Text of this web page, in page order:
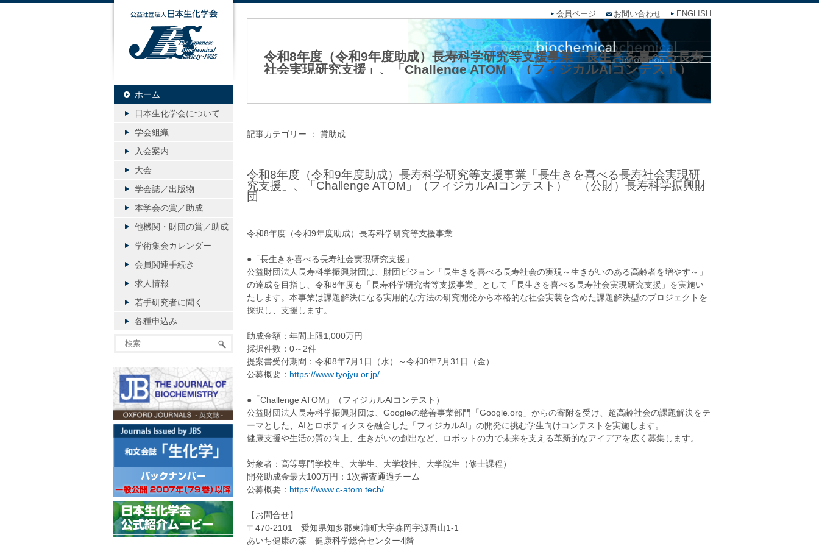
会員ページ お問い合わせ ENGLISH
令和8年度（令和9年度助成）長寿科学研究等支援事業「長生きを喜べる長寿
社会実現研究支援」、「Challenge ATOM」（フィジカルAIコンテスト）
記事カテゴリー ： 賞助成
令和8年度（令和9年度助成）長寿科学研究等支援事業「長生きを喜べる長寿社会実現研
究支援」、「Challenge ATOM」（フィジカルAIコンテスト） （公財）長寿科学振興財
団
令和8年度（令和9年度助成）長寿科学研究等支援事業
●「長生きを喜べる長寿社会実現研究支援」
公益財団法人長寿科学振興財団は、財団ビジョン「長生きを喜べる長寿社会の実現～生きがいのある高齢者を増やす～」
の達成を目指し、令和8年度も「長寿科学研究者等支援事業」として「長生きを喜べる長寿社会実現研究支援」を実施い
たします。本事業は課題解決になる実用的な方法の研究開発から本格的な社会実装を含めた課題解決型のプロジェクトを
採択し、支援します。
助成金額：年間上限1,000万円
採択件数：0～2件
提案書受付期間：令和8年7月1日（水）～令和8年7月31日（金）
公募概要： https://www.tyojyu.or.jp/
●「Challenge ATOM」（フィジカルAIコンテスト）
公益財団法人長寿科学振興財団は、Googleの慈善事業部門「Google.org」からの寄附を受け、超高齢社会の課題解決をテ
ーマとした、AIとロボティクスを融合した「フィジカルAI」の開発に挑む学生向けコンテストを実施します。
健康支援や生活の質の向上、生きがいの創出など、ロボットの力で未来を支える革新的なアイデアを広く募集します。
対象者：高等専門学校生、大学生、大学校性、大学院生（修士課程）
開発助成金最大100万円：1次審査通過チーム
公募概要： https://www.c-atom.tech/
【お問合せ】
〒470-2101 愛知県知多郡東浦町大字森岡字源吾山1-1
あいち健康の森 健康科学総合センター4階
公益社団法人日本生化学会
ホーム
日本生化学会について
学会組織
入会案内
大会
学会誌／出版物
本学会の賞／助成
他機関・財団の賞／助成
学術集会カレンダー
会員関連手続き
求人情報
若手研究者に聞く
各種申込み